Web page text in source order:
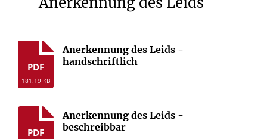
PDF
181.19 KB
Anerkennung des Leids -
handschriftlich
PDF
Anerkennung des Leids -
beschreibbar